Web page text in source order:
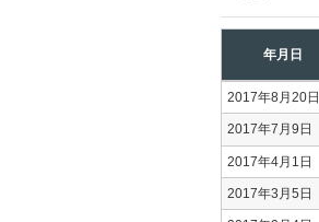
年月日
2017年8月20日
2017年7月9日
2017年4月1日
2017年3月5日